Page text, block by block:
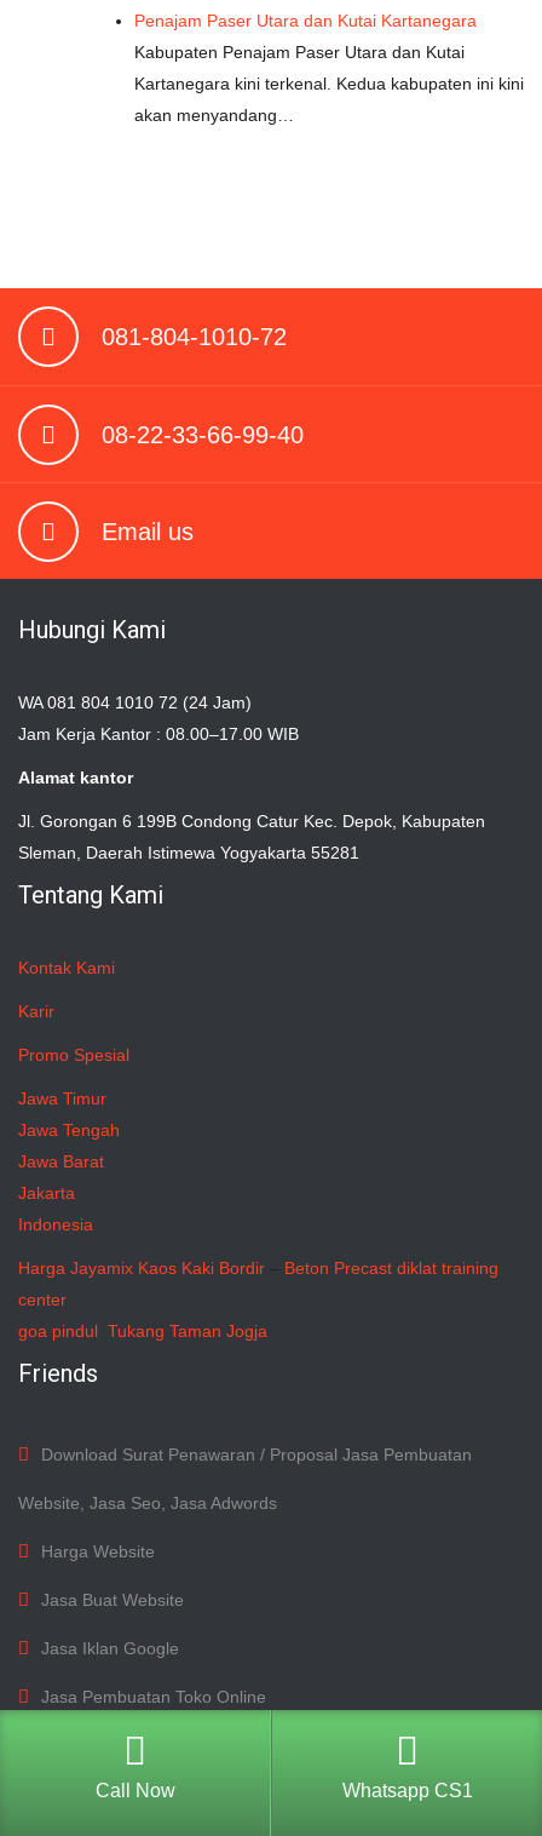
Penajam Paser Utara dan Kutai Kartanegara
Kabupaten Penajam Paser Utara dan Kutai
Kartanegara kini terkenal. Kedua kabupaten ini kini
akan menyandang…
081-804-1010-72
08-22-33-66-99-40
Email us
Hubungi Kami
WA 081 804 1010 72 (24 Jam)
Jam Kerja Kantor : 08.00–17.00 WIB
Alamat kantor
Jl. Gorongan 6 199B Condong Catur Kec. Depok, Kabupaten
Sleman, Daerah Istimewa Yogyakarta 55281
Tentang Kami
Kontak Kami
Karir
Promo Spesial
Jawa Timur
Jawa Tengah
Jawa Barat
Jakarta
Indonesia
Harga Jayamix Kaos Kaki Bordir – Beton Precast diklat training
center
goa pindul Tukang Taman Jogja
Friends
Download Surat Penawaran / Proposal Jasa Pembuatan
Website, Jasa Seo, Jasa Adwords
Harga Website
Jasa Buat Website
Jasa Iklan Google
Jasa Pembuatan Toko Online
jasa pembuatan website agen properti
Jasa Pembuatan Website Bali
Call Now Whatsapp CS1